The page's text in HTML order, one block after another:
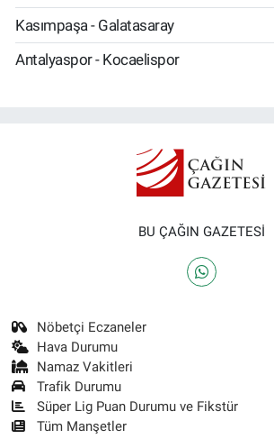
Kasımpaşa - Galatasaray
Antalyaspor - Kocaelispor
BU ÇAĞIN GAZETESİ
Nöbetçi Eczaneler
Hava Durumu
Namaz Vakitleri
Trafik Durumu
Süper Lig Puan Durumu ve Fikstür
Tüm Manşetler